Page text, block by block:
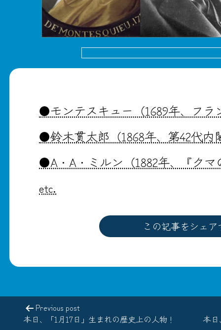
●モンテスキュー（1689年、フラ
●鈴木貫太郎（1868年、第42代内
●A・A・ミルン（1882年、『ク
etc.
この記事をシェア
Previous post
本日、「1月17日」生まれの歴史上の人物！
本日